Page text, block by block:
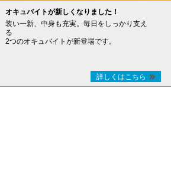
オキュバイトが新しくなりました！
装い一新、中身も充実。毎日をしっかり支え
る
2つのオキュバイトが新登場です。
詳しくはこちら